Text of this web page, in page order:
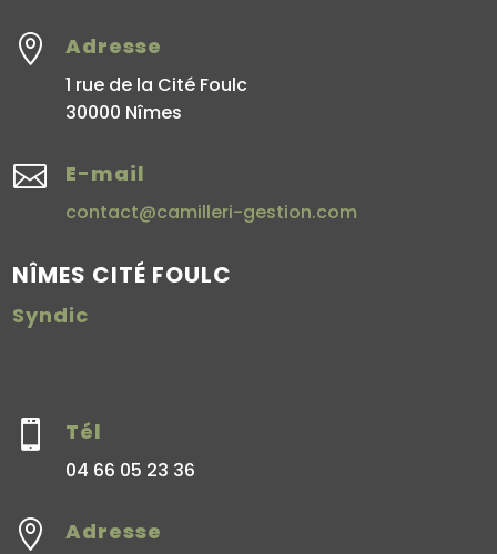
 Adresse
1 rue de la Cité Foulc
30000 Nîmes
 E-mail
contact@camilleri-gestion.com
NÎMES CITÉ FOULC
Syndic
 Tél
04 66 05 23 36
 Adresse